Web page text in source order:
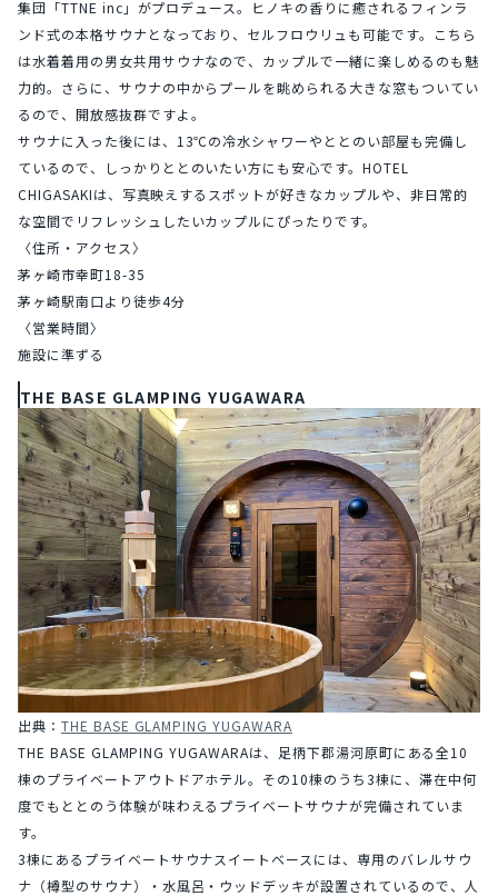
集団「TTNE inc」がプロデュース。ヒノキの香りに癒されるフィンラ
ンド式の本格サウナとなっており、セルフロウリュも可能です。こちら
は水着着用の男女共用サウナなので、カップルで一緒に楽しめるのも魅
力的。さらに、サウナの中からプールを眺められる大きな窓もついてい
るので、開放感抜群ですよ。
サウナに入った後には、13℃の冷水シャワーやととのい部屋も完備し
ているので、しっかりととのいたい方にも安心です。HOTEL
CHIGASAKIは、写真映えするスポットが好きなカップルや、非日常的
な空間でリフレッシュしたいカップルにぴったりです。
〈住所・アクセス〉
茅ヶ崎市幸町18-35
茅ヶ崎駅南口より徒歩4分
〈営業時間〉
施設に準ずる
THE BASE GLAMPING YUGAWARA
出典： THE BASE GLAMPING YUGAWARA
THE BASE GLAMPING YUGAWARAは、足柄下郡湯河原町にある全10
棟のプライベートアウトドアホテル。その10棟のうち3棟に、滞在中何
度でもととのう体験が味わえるプライベートサウナが完備されていま
す。
3棟にあるプライベートサウナスイートベースには、専用のバレルサウ
ナ（樽型のサウナ）・水風呂・ウッドデッキが設置されているので、人